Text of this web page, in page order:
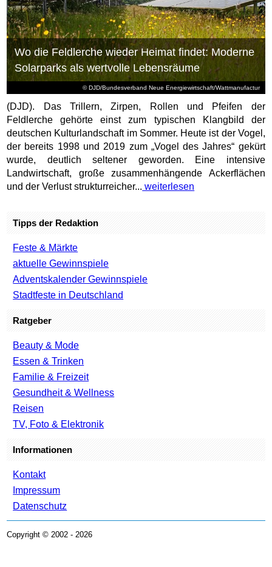
© DJD/Bundesverband Neue Energiewirtschaft/Wattmanufactur
Wo die Feldlerche wieder Heimat findet: Moderne
Solarparks als wertvolle Lebensräume
(DJD). Das Trillern, Zirpen, Rollen und Pfeifen der
Feldlerche gehörte einst zum typischen Klangbild der
deutschen Kulturlandschaft im Sommer. Heute ist der Vogel,
der bereits 1998 und 2019 zum „Vogel des Jahres“ gekürt
wurde, deutlich seltener geworden. Eine intensive
Landwirtschaft, große zusammenhängende Ackerflächen
und der Verlust strukturreicher... weiterlesen
Tipps der Redaktion
Feste & Märkte
aktuelle Gewinnspiele
Adventskalender Gewinnspiele
Stadtfeste in Deutschland
Ratgeber
Beauty & Mode
Essen & Trinken
Familie & Freizeit
Gesundheit & Wellness
Reisen
TV, Foto & Elektronik
Informationen
Kontakt
Impressum
Datenschutz
Copyright © 2002 - 2026